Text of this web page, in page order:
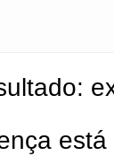
está